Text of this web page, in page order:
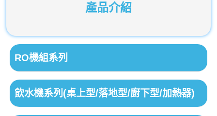
產品介紹
RO機組系列
飲水機系列(桌上型/落地型/廚下型/加熱器)